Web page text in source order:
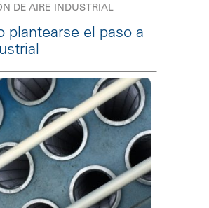
DE AIRE INDUSTRIAL
plantearse el paso a